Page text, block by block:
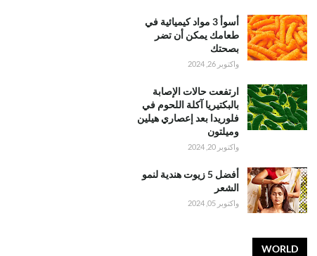
أسوأ 3 مواد كيميائية في
طعامك يمكن أن تضر
بصحتك
واكتوبر 26, 2024
ارتفعت حالات الإصابة
بالبكتيريا آكلة اللحوم في
فلوريدا بعد إعصاري هيلين
وميلتون
واكتوبر 20, 2024
أفضل 5 زيوت هندية لنمو
الشعر
واكتوبر 05, 2024
WORLD